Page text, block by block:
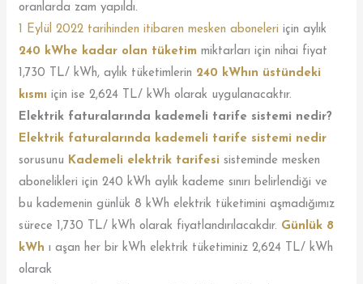
oranlarda zam yapıldı.
1 Eylül 2022 tarihinden itibaren mesken aboneleri için aylık
240 kWhe kadar olan tüketimmiktarları için nihai fiyat
1,730 TL/ kWh, aylık tüketimlerin 240 kWhın üstündeki
kısmı için ise 2,624 TL/ kWh olarak uygulanacaktır.
Elektrik faturalarında kademeli tarife sistemi nedir?
Elektrik faturalarında kademeli tarife sistemi nedir
sorusunu Kademeli elektrik tarifesi sisteminde mesken
abonelikleri için 240 kWh aylık kademe sınırı belirlendiği ve
bu kademenin günlük 8 kWh elektrik tüketimini aşmadığımız
sürece 1,730 TL/ kWh olarak fiyatlandırılacakdır. Günlük 8
kWh ı aşan her bir kWh elektrik tüketiminiz 2,624 TL/ kWh
olarak